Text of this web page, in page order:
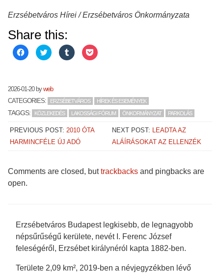
Erzsébetváros Hírei / Erzsébetváros Önkormányzata
Share this:
C
l
o
s
h
a
r
e
n
F
a
c
o
k
O
n
n
e
w
w
i
o
C
l
o
s
h
a
r
e
n
T
w
i
r
(
n
e
w
w
i
n
w
C
l
h
a
r
e
n
T
u
m
(
O
e
w
w
i
n
d
)
C
l
h
a
r
e
P
(
O
e
w
w
n
d
)
2026-01-20byweb
CATEGORIES:
ERZSÉBETVÁROS HÍREK ÉS ESEMÉNYEK
TAGGS: KÖZLEKEDÉS LAKOSSÁGI FÓRUM ÖNKORMÁNYZAT PARKOLÁS
PREVIOUS POST:2010 ÓTA
HARMINCFÉLE ÚJ ADÓ
NEXT POST: LEADTA AZ
ALÁÍRÁSOKAT AZ ELLENZÉK
Comments are closed, buttrackbacks and pingbacks are
open.
Erzsébetváros Budapest legkisebb, de legnagyobb
népsűrűségű kerülete, nevét I. Ferenc József
feleségéről, Erzsébet királynéról kapta 1882-ben.
Területe 2,09 km², 2019-ben a névjegyzékben lévő